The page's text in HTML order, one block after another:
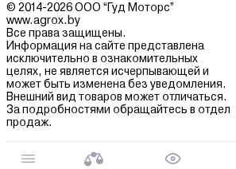
© 2014-2026 ООО “Гуд Моторс”
www.agrox.by
Все права защищены.
Информация на сайте представлена
исключительно в ознакомительных
целях, не является исчерпывающей и
может быть изменена без уведомления.
Внешний вид товаров может отличаться.
За подробностями обращайтесь в отдел
продаж.